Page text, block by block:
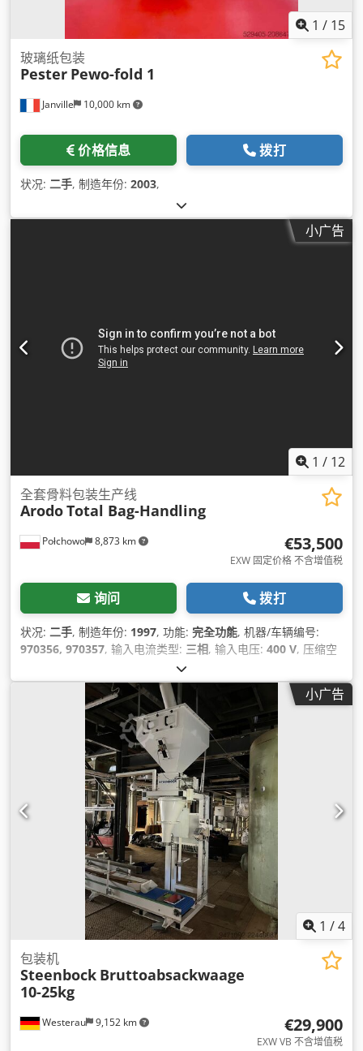
1 / 15
Janville 10,000 km
玻璃纸包装
Pester Pewo-fold 1
价格信息 拨打
状况: 二手, 制造年份: 2003,
小广告
1 / 12
Połchowo 8,873 km
全套骨料包装生产线
ArodoTotal Bag-Handling
€53,500
EXW 固定价格 不含增值税
询问 拨打
状况: 二手, 制造年份: 1997, 功能: 完全功能, 机器/车辆编号:
970356, 970357, 输入电流类型: 三相, 输入电压: 400 V, 压缩空
, 气压:
小广告
1 /4
Westerau 9,152 km
包装机
Steenbock Bruttoabsackwaage
10-25kg
€29,900
EXW VB 不含增值税